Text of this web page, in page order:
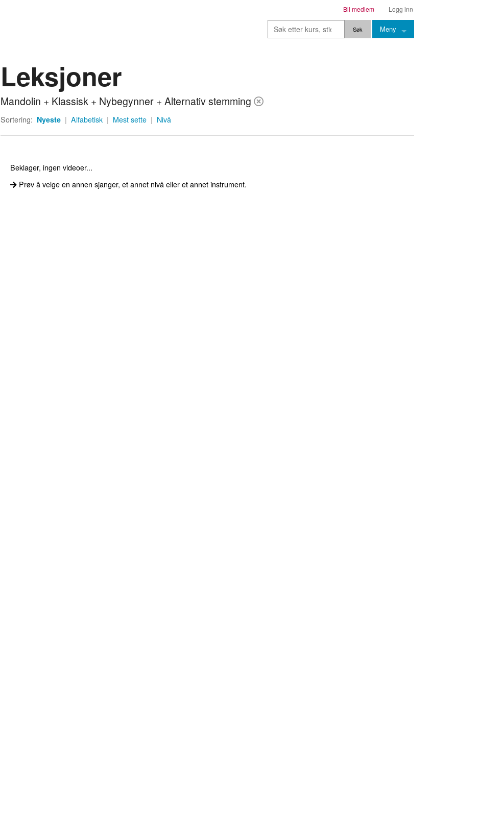
Logg inn
Bli medlem
Meny
Stemming
Leksjoner
Mandolin + Klassisk + Nybegynner + Alternativ stemming
Sortering: Nyeste | Alfabetisk | Mest sette | Nivå
Beklager, ingen videoer...
Prøv å velge en annen sjanger, et annet nivå eller et annet instrument.